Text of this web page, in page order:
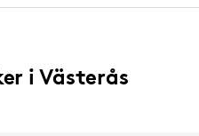
i Västerås